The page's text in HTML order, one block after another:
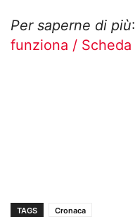
Per saperne di più:
funziona / Scheda
TAGS Cronaca